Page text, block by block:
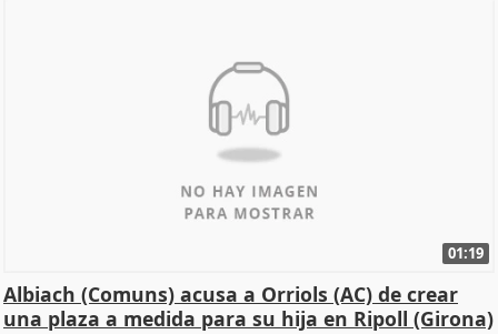
01:19
Albiach (Comuns) acusa a Orriols (AC) de crear
una plaza a medida para su hija en Ripoll (Girona)